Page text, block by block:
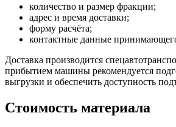
количество и размер фракции;
адрес и время доставки;
форму расчёта;
контактные данные
Доставка производится
прибытием машины рекомендуется
выгрузки и обеспечить доступность
Стоимость материала